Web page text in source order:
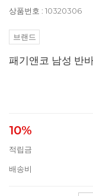
상품번호 : 10320306
브랜드
패기앤코 남성 반
10%
적립금
배송비